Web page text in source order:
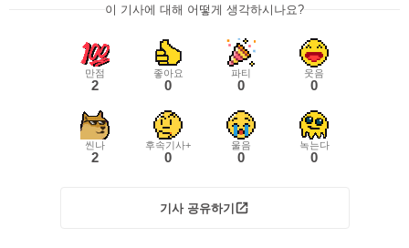
이 기사에 대해 어떻게 생각하시나요?
만점
2
좋아요
0
파티
0
웃음
0
씬나
2
후속기사+
0
울음
0
녹는다
0
기사 공유하기